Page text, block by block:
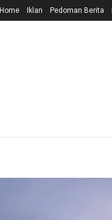
Home Iklan Pedoman Berita